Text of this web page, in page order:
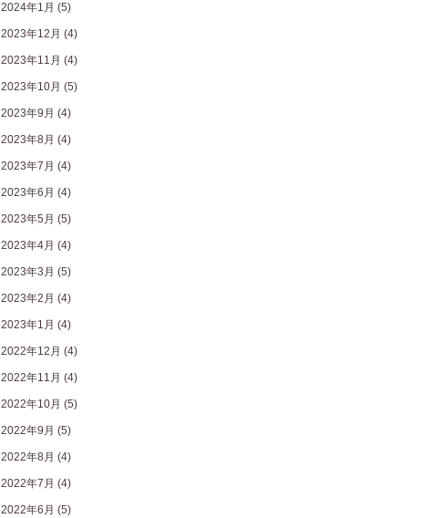
2024年1月 (5)
2023年12月 (4)
2023年11月 (4)
2023年10月 (5)
2023年9月 (4)
2023年8月 (4)
2023年7月 (4)
2023年6月 (4)
2023年5月 (5)
2023年4月 (4)
2023年3月 (5)
2023年2月 (4)
2023年1月 (4)
2022年12月 (4)
2022年11月 (4)
2022年10月 (5)
2022年9月 (5)
2022年8月 (4)
2022年7月 (4)
2022年6月 (5)